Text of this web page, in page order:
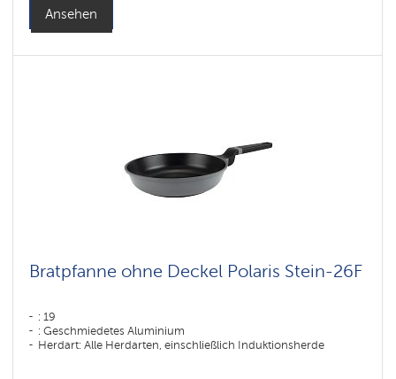
Ansehen
Bratpfanne ohne Deckel Polaris Stein-26F
: 19
: Geschmiedetes Aluminium
Herdart: Alle Herdarten, einschließlich Induktionsherde